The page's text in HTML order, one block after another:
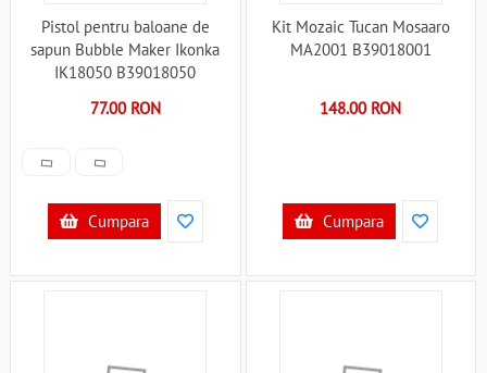
Pistol pentru baloane de
sapun Bubble Maker Ikonka
IK18050 B39018050
77.00 RON
Cumpara
Kit Mozaic Tucan Mosaaro
MA2001 B39018001
148.00 RON
Cumpara